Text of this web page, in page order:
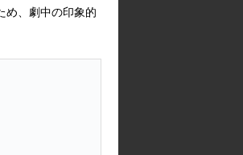
め、劇中の印象的